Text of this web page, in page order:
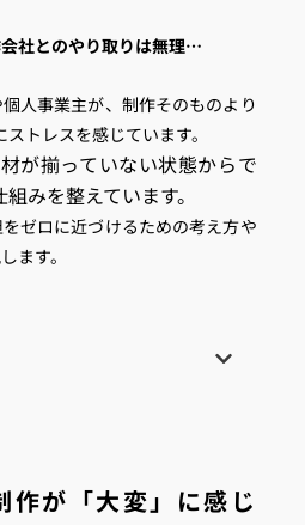
社とのやり取りは無理…
人事業主が、制作そのものより
ストレスを感じています。
が揃っていない状態からで
みを整えています。
ゼロに近づけるための考え方や
ます。
作が「大変」に感じ